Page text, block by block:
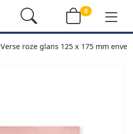
0
Verse roze glans 125 x 175 mm